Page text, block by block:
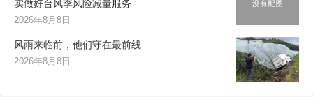
实做好台风季风险减量服务
2026年8月8日
风雨来临前，他们守在最前线
2026年8月8日